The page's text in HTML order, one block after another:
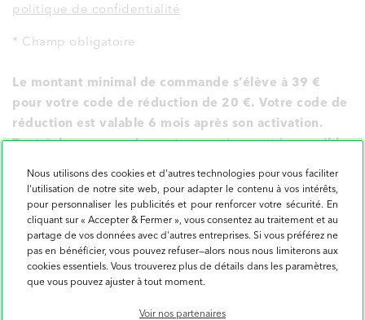
Nous utilisons des cookies et d'autres technologies pour vous faciliter
l'utilisation de notre site web, pour adapter le contenu à vos intérêts,
pour personnaliser les publicités et pour renforcer votre sécurité. En
cliquant sur « Accepter & Fermer », vous consentez au traitement et au
partage de vos données avec d'autres entreprises. Si vous préférez ne
pas en bénéficier, vous pouvez refuser—alors nous nous limiterons aux
cookies essentiels. Vous trouverez plus de détails dans les paramètres,
que vous pouvez ajuster à tout moment.
Voir nos partenaires
politique de confidentialité
* Champ obligatoire
Le montant minimal de commande s’élève à 39 €
pour votre code de réduction de 20 €. Votre code de
réduction est valable 6 mois après son activation.
Tout échange ou paiement en espèces est impossible.
AUTRES PAGES POPULAIRES
DÉCO MURALE
Poster Personnalisé